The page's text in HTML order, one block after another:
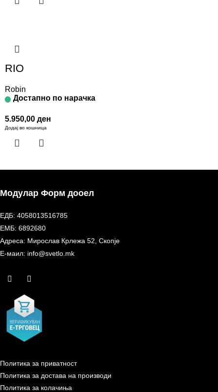
RIO
Robin
Достапно по нарачка
5.950,00 ден
Додај во кошница
Модулар Форм дооел
ЕДБ: 4058013516785
ЕМБ: 6892680
Адреса: Мирослав Крлежа 52, Скопје
Е-маил: info@svetlo.mk
Политика за приватност
Политика за достава на производи
Политика за колачиња